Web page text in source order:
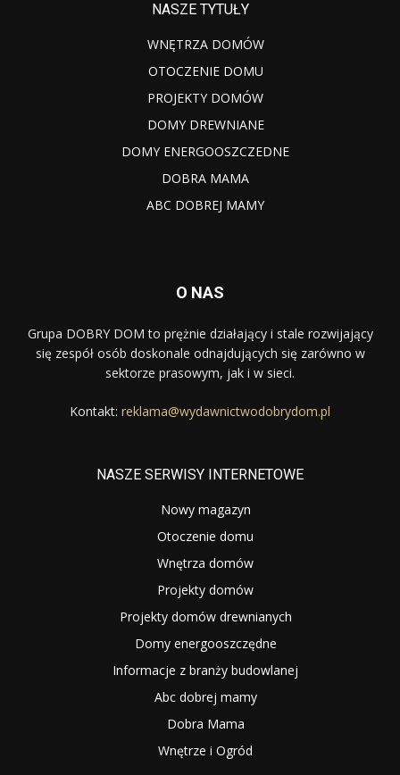
NASZE TYTUŁY
WNĘTRZA DOMÓW
OTOCZENIE DOMU
PROJEKTY DOMÓW
DOMY DREWNIANE
DOMY ENERGOOSZCZEDNE
DOBRA MAMA
ABC DOBREJ MAMY
O NAS
Grupa DOBRY DOM to prężnie działający i stale rozwijający
się zespół osób doskonale odnajdujących się zarówno w
sektorze prasowym, jak i w sieci.
Kontakt: reklama@wydawnictwodobrydom.pl
NASZE SERWISY INTERNETOWE
Nowy magazyn
Otoczenie domu
Wnętrza domów
Projekty domów
Projekty domów drewnianych
Domy energooszczędne
Informacje z branży budowlanej
Abc dobrej mamy
Dobra Mama
Wnętrze i Ogród